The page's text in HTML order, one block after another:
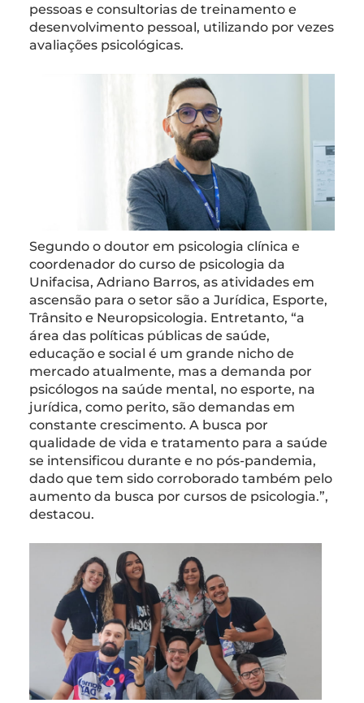
pessoas e consultorias de treinamento e
desenvolvimento pessoal, utilizando por vezes
avaliações psicológicas.
Segundo o doutor em psicologia clínica e
coordenador do curso de psicologia da
Unifacisa, Adriano Barros, as atividades em
ascensão para o setor são a Jurídica, Esporte,
Trânsito e Neuropsicologia. Entretanto, “a
área das políticas públicas de saúde,
educação e social é um grande nicho de
mercado atualmente, mas a demanda por
psicólogos na saúde mental, no esporte, na
jurídica, como perito, são demandas em
constante crescimento. A busca por
qualidade de vida e tratamento para a saúde
se intensificou durante e no pós-pandemia,
dado que tem sido corroborado também pelo
aumento da busca por cursos de psicologia.”,
destacou.